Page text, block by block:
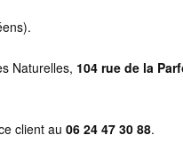
Naturelles, 104 rue de la
client au06 24 47 30 88.